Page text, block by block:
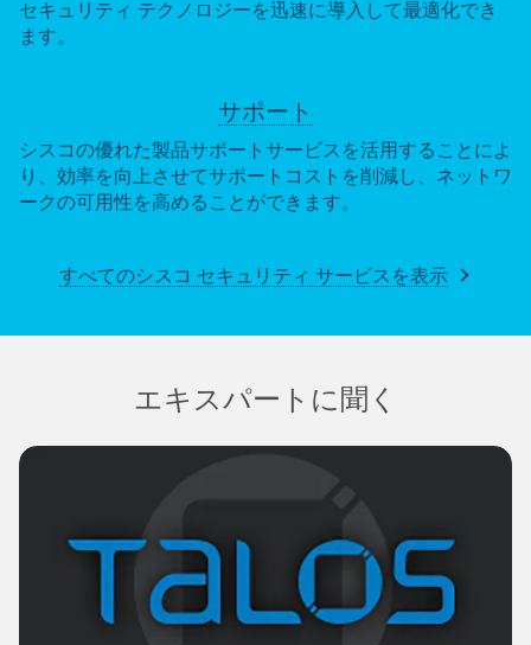
セキュリティ テクノロジーを迅速に導入して最適化でき
ます。
サポート
シスコの優れた製品サポートサービスを活用することによ
り、効率を向上させてサポートコストを削減し、ネットワ
ークの可用性を高めることができます。
すべてのシスコ セキュリティ サービスを表示
エキスパートに聞く